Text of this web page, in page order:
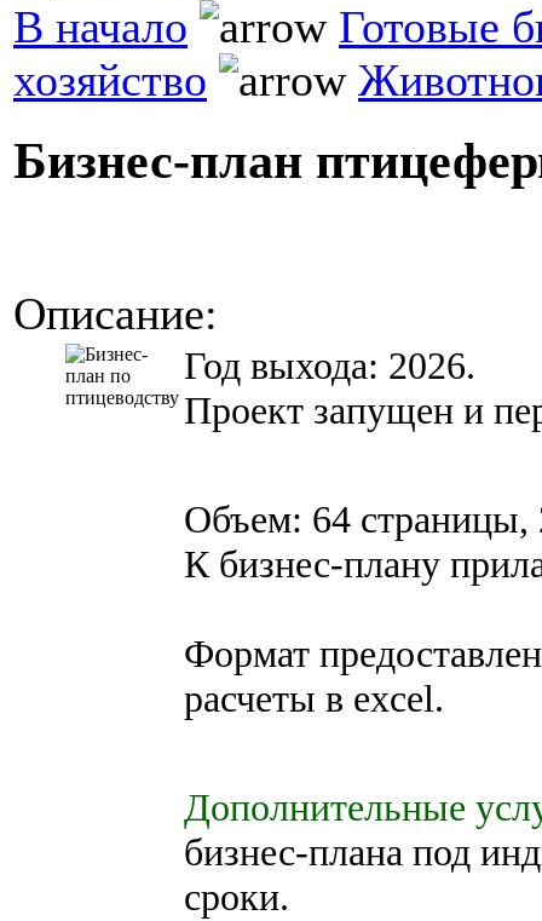
В начало
Готовые
хозяйство
Бизнес-план
Описание:
Год выхода: 2026.
Проект запущен и
Объем: 64 страницы,
К бизнес-плану
Формат
расчеты в excel.
Дополнительные
бизнес-плана под
сроки.